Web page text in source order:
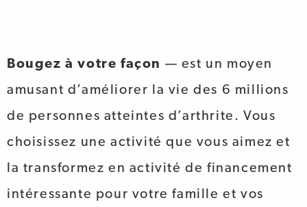
Bougez à votre façon — est un moyen
amusant d’améliorer la vie des 6 millions
de personnes atteintes d’arthrite. Vous
choisissez une activité que vous aimez et
la transformez en activité de financement
intéressante pour votre famille et vos